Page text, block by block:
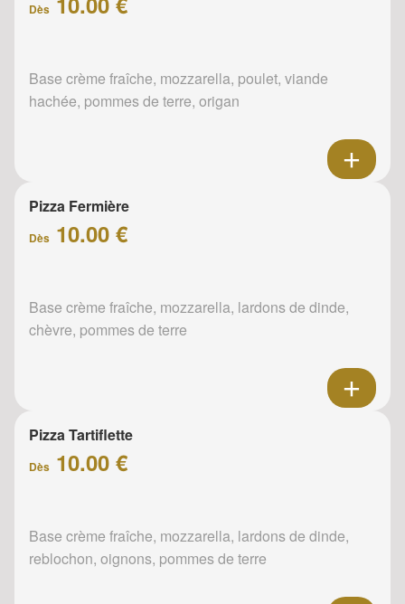
Dès
Base crème fraîche, mozzarella, poulet, viande
hachée, pommes de terre, origan
Pizza Fermière
Dès 10.00 €
Base crème fraîche, mozzarella, lardons de dinde,
chèvre, pommes de terre
Pizza Tartiflette
Dès 10.00 €
Base crème fraîche, mozzarella, lardons de dinde,
reblochon, oignons, pommes de terre